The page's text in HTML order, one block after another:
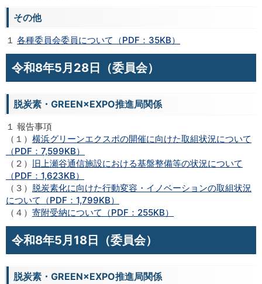
その他
１ 各種委員会委員について（PDF：35KB）
令和8年5月28日（委員会）
脱炭素・GREEN×EXPO推進局関係
１ 報告事項
（１） 横浜グリーンエクスポの開催に向けた取組状況について
（PDF：7,599KB）
（２） 旧上瀬谷通信施設における基盤整備等の状況について
（PDF：1,623KB）
（３） 脱炭素化に向けた行動変容・イノベーションの取組状況
について（PDF：1,799KB）
（４） 寄附受納について（PDF：255KB）
令和8年5月18日（委員会）
脱炭素・GREEN×EXPO推進局関係